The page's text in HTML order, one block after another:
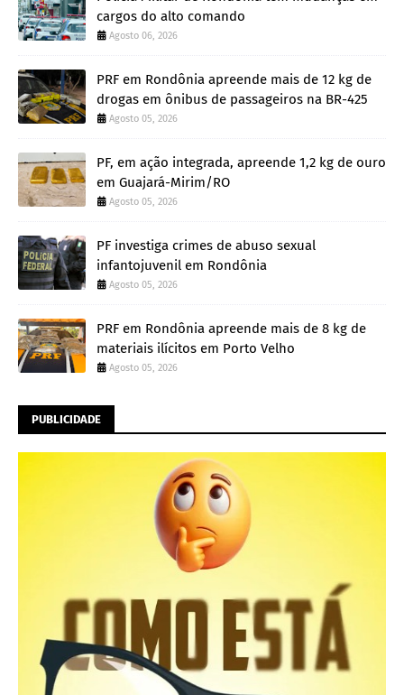
cargos do alto comando
Agosto 06, 2026
PRF em Rondônia apreende mais de 12 kg de
drogas em ônibus de passageiros na BR-425
Agosto 05, 2026
PF, em ação integrada, apreende 1,2 kg de ouro
em Guajará-Mirim/RO
Agosto 05, 2026
PF investiga crimes de abuso sexual
infantojuvenil em Rondônia
Agosto 05, 2026
PRF em Rondônia apreende mais de 8 kg de
materiais ilícitos em Porto Velho
Agosto 05, 2026
PUBLICIDADE